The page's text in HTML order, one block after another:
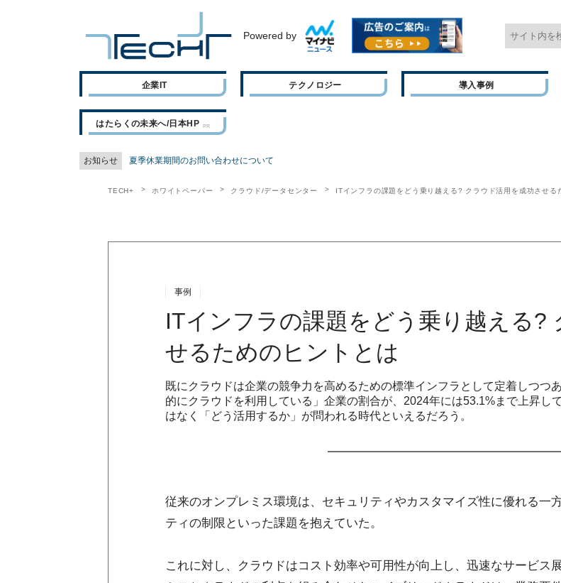
Powered by
企業IT テクノロジー 導入事例
はたらくの未来へ/日本HP
お知らせ 夏季休業期間のお問い合わせについて
TECH+ ホワイトペーパー クラウド/データセンター ITインフラの課題をどう乗り越える? クラウド活用を成功させる
事例
ITインフラの課題をどう乗り越える?
せるためのヒントとは
既にクラウドは企業の競争力を高めるための標準インフラとして定着しつつ
的にクラウドを利用している」企業の割合が、2024年には53.1%まで上昇し
はなく「どう活用するか」が問われる時代といえるだろう。
従来のオンプレミス環境は、セキュリティやカスタマイズ性に優れる一
ティの制限といった課題を抱えていた。
これに対し、クラウドはコスト効率や可用性が向上し、迅速なサービス